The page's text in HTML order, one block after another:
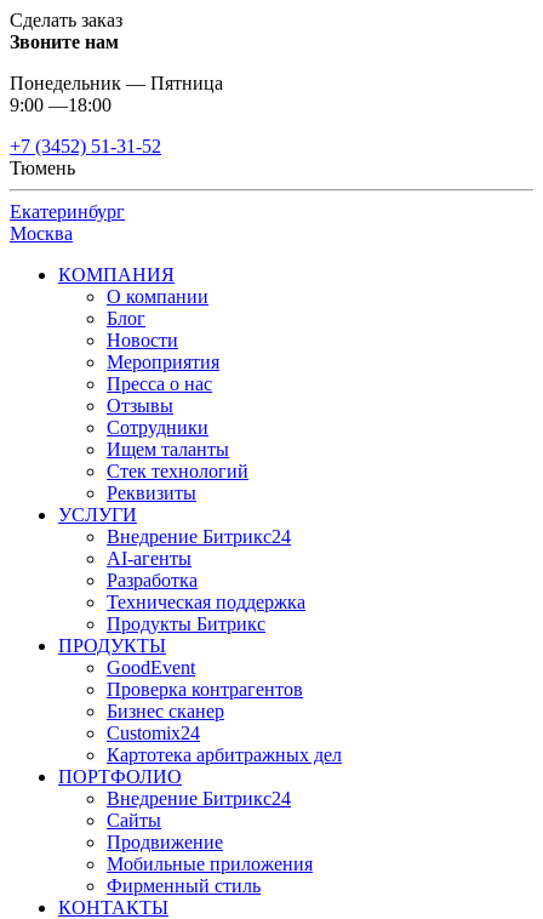
Сделать заказ
Звоните нам
Понедельник — Пятница
9:00 —18:00
+7 (3452) 51-31-52
Тюмень
Екатеринбург
Москва
КОМПАНИЯ
О компании
Блог
Новости
Мероприятия
Пресса о нас
Отзывы
Сотрудники
Ищем таланты
Стек технологий
Реквизиты
УСЛУГИ
Внедрение Битрикс24
AI-агенты
Разработка
Техническая поддержка
Продукты Битрикс
ПРОДУКТЫ
GoodEvent
Проверка контрагентов
Бизнес сканер
Customix24
Картотека арбитражных дел
ПОРТФОЛИО
Внедрение Битрикс24
Сайты
Продвижение
Мобильные приложения
Фирменный стиль
КОНТАКТЫ